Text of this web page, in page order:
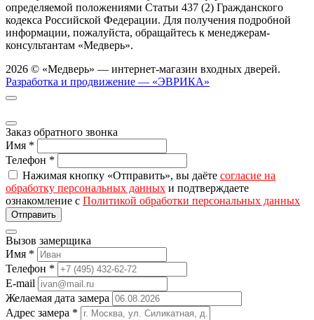
определяемой положениями Статьи 437 (2) Гражданского
кодекса Российской Федерации. Для получения подробной
информации, пожалуйста, обращайтесь к менеджерам-
консультантам «Медверь».
2026 © «Медверь» — интернет-магазин входных дверей.
Разработка и продвижение — «ЭВРИКА»
Заказ обратного звонка
Имя *
Телефон *
Нажимая кнопку «Отправить», вы даёте согласие на
обработку персональных данных и подтверждаете
ознакомление с Политикой обработки персональных данных
Вызов замерщика
Имя *
Телефон *
E-mail
Желаемая дата замера
Адрес замера *